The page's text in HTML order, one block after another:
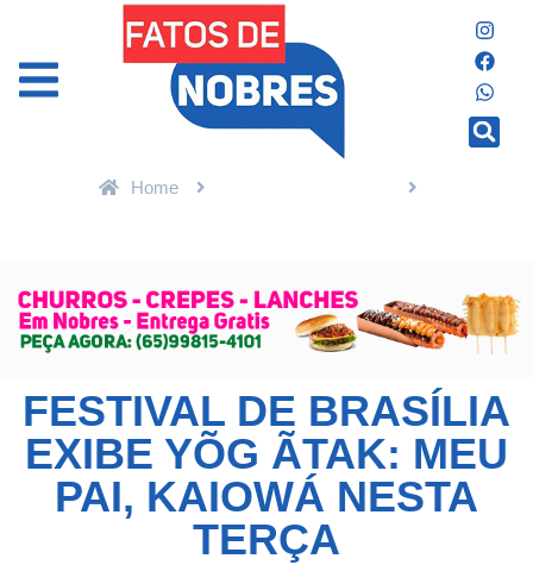
Home
FESTIVAL DE BRASÍLIA
EXIBE YÕG ÃTAK: MEU
PAI, KAIOWÁ NESTA
TERÇA